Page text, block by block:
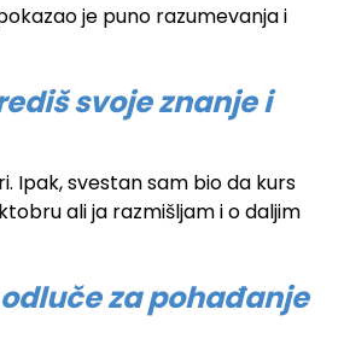
je puno razumevanja i
svoje znanje i
Ipak, svestan sam bio da kurs
ali ja razmišljam i o daljim
za pohađanje